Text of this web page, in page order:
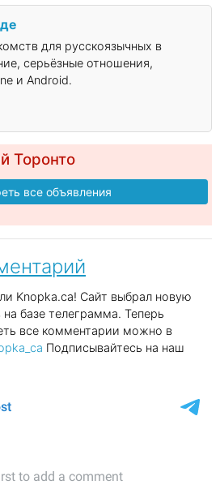
для русскоязычных в
серьёзные отношения,
и Android.
Торонто
все объявления
Knopka.ca! Сайт выбрал новую
базе телеграмма. Теперь
все комментарии можно в
Подписывайтесь на наш